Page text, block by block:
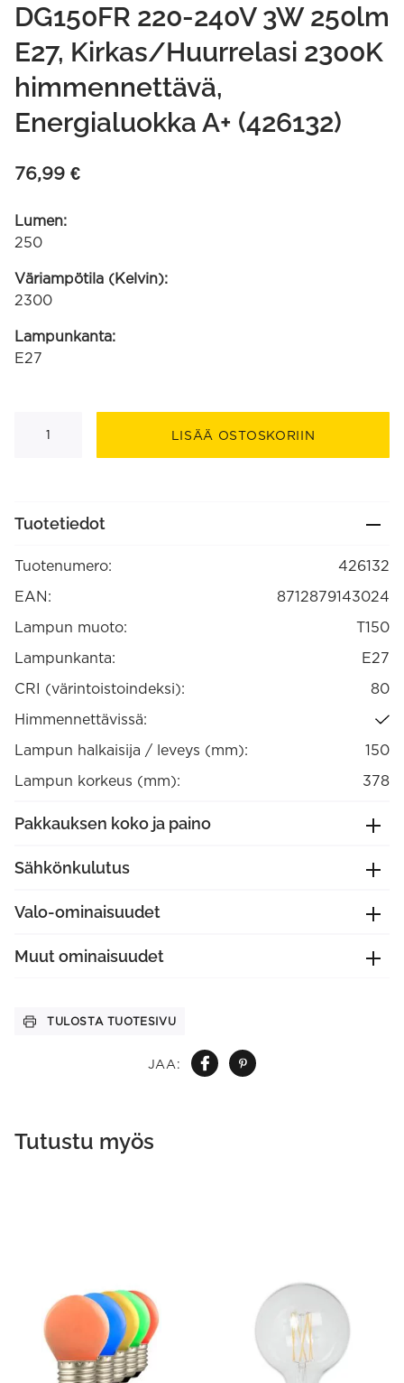
JAA:
DG150FR 220-240V 3W 250lm
E27, Kirkas/Huurrelasi 2300K
himmennettävä,
Energialuokka A+ (426132)
76,99 €
Lumen:
250
Väriampötila (Kelvin):
2300
Lampunkanta:
E27
E27,
himmennettävä,
A+
määrä
LISÄÄ OSTOSKORIIN
Tuotetiedot
Tuotenumero:
426132
EAN:
8712879143024
Lampun muoto:
T150
Lampunkanta:
E27
CRI (värintoistoindeksi):
80
Himmennettävissä:
Lampun halkaisija / leveys (mm):
150
Lampun korkeus (mm):
378
Pakkauksen koko ja paino
Sähkönkulutus
Valo-ominaisuudet
Muut ominaisuudet
TULOSTA TUOTESIVU
Tutustu myös